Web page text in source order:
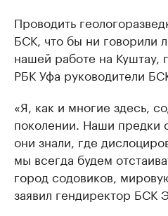
Проводить
БСК, что бы ни говорили
нашей работе на Куштау,
РБК Уфа руководители
«Я, как и многие здесь,
поколении. Наши предки
они знали, где
мы всегда будем
город содовиков,
заявил гендиректор БСК